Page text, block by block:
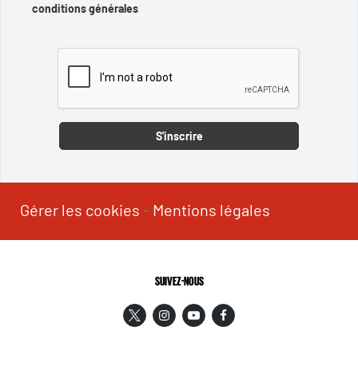
conditions générales
S'inscrire
Gérer les cookies - Mentions légales
SUIVEZ-NOUS